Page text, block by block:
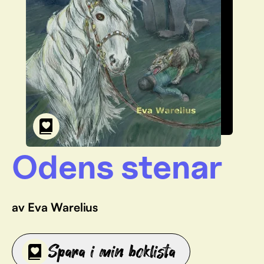
Odens stenar
av Eva Warelius
Spara i min boklista